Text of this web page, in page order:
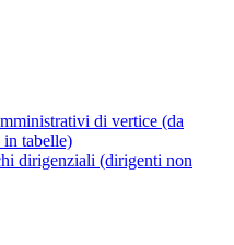
di vertice (da
in tabelle)
dirigenziali (dirigenti non